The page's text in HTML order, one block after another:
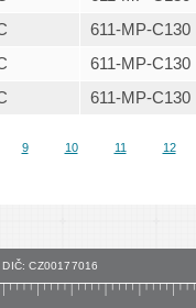
611-MP-C130
611-MP-C130
611-MP-C130
9 10 11 12
DIČ: CZ00177016